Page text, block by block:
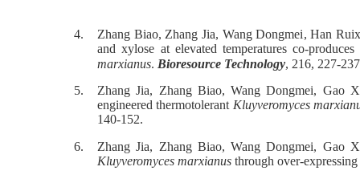
4.
Zhang Biao, Zhang Jia, Wang Dongmei, Han
and xylose at elevated temperatures co-
marxianus. Bioresource Technology, 216, 227-
5.
Zhang Jia, Zhang Biao, Wang Dongmei, Gao
engineered thermotolerant Kluyveromyces
140-152.
6.
Zhang Jia, Zhang Biao, Wang Dongmei, Gao
Kluyveromyces marxianus through over-